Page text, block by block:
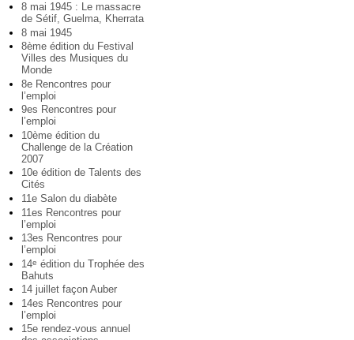
8 mai 1945 : Le massacre
de Sétif, Guelma, Kherrata
8 mai 1945
8ème édition du Festival
Villes des Musiques du
Monde
8e Rencontres pour
l’emploi
9es Rencontres pour
l’emploi
10ème édition du
Challenge de la Création
2007
10e édition de Talents des
Cités
11e Salon du diabète
11es Rencontres pour
l’emploi
13es Rencontres pour
l’emploi
14e édition du Trophée des
Bahuts
14 juillet façon Auber
14es Rencontres pour
l’emploi
15e rendez-vous annuel